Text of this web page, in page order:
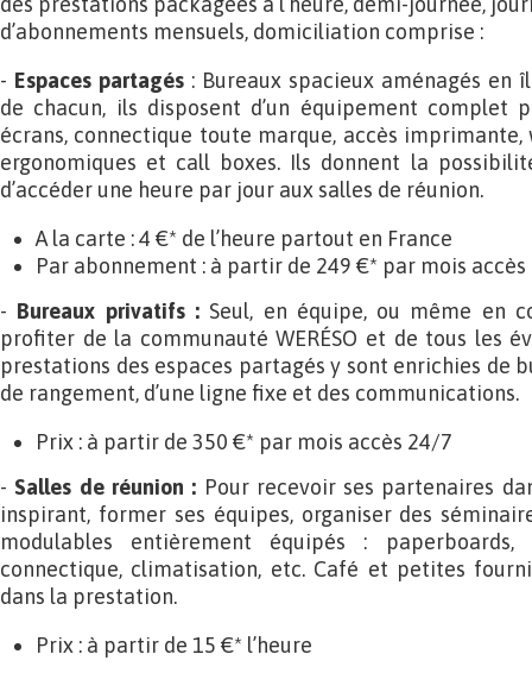
d’abonnements mensuels, domiciliation comprise :
- Espaces partagés : Bureaux spacieux aménagés en
de chacun, ils disposent d’un équipement complet
écrans, connectique toute marque, accès
ergonomiques et call boxes. Ils donnent la
d’accéder une heure par jour aux salles de réunion.
A la carte : 4 €* de l’heure partout en France
Par abonnement : à partir de 249 €* par mois
- Bureaux privatifs : Seul, en équipe, ou même en
profiter de la communauté WERÉSO et de tous les
prestations des espaces partagés y sont enrichies de
de rangement, d’une ligne fixe et des communications.
Prix : à partir de 350 €* par mois accès 24/7
- Salles de réunion : Pour recevoir ses partenaires
inspirant, former ses équipes, organiser des
modulables entièrement équipés : paperboards,
connectique, climatisation, etc. Café et petites
dans la prestation.
Prix : à partir de 15 €* l’heure